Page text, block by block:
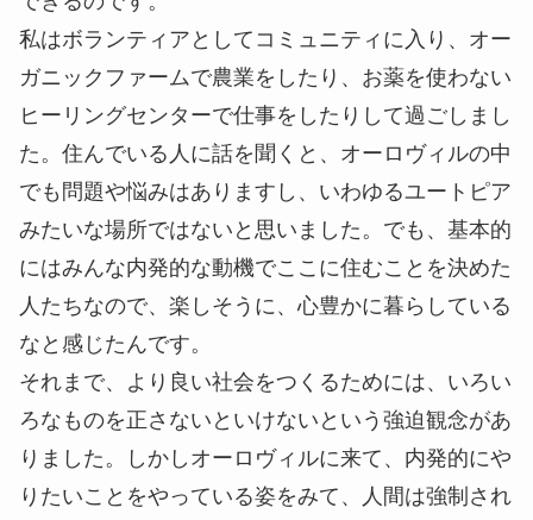
私はボランティアとしてコミュニティに入り、オー
ガニックファームで農業をしたり、お薬を使わない
ヒーリングセンターで仕事をしたりして過ごしまし
た。住んでいる人に話を聞くと、オーロヴィルの中
でも問題や悩みはありますし、いわゆるユートピア
みたいな場所ではないと思いました。でも、基本的
にはみんな内発的な動機でここに住むことを決めた
人たちなので、楽しそうに、心豊かに暮らしている
なと感じたんです。
それまで、より良い社会をつくるためには、いろい
ろなものを正さないといけないという強迫観念があ
りました。しかしオーロヴィルに来て、内発的にや
りたいことをやっている姿をみて、人間は強制され